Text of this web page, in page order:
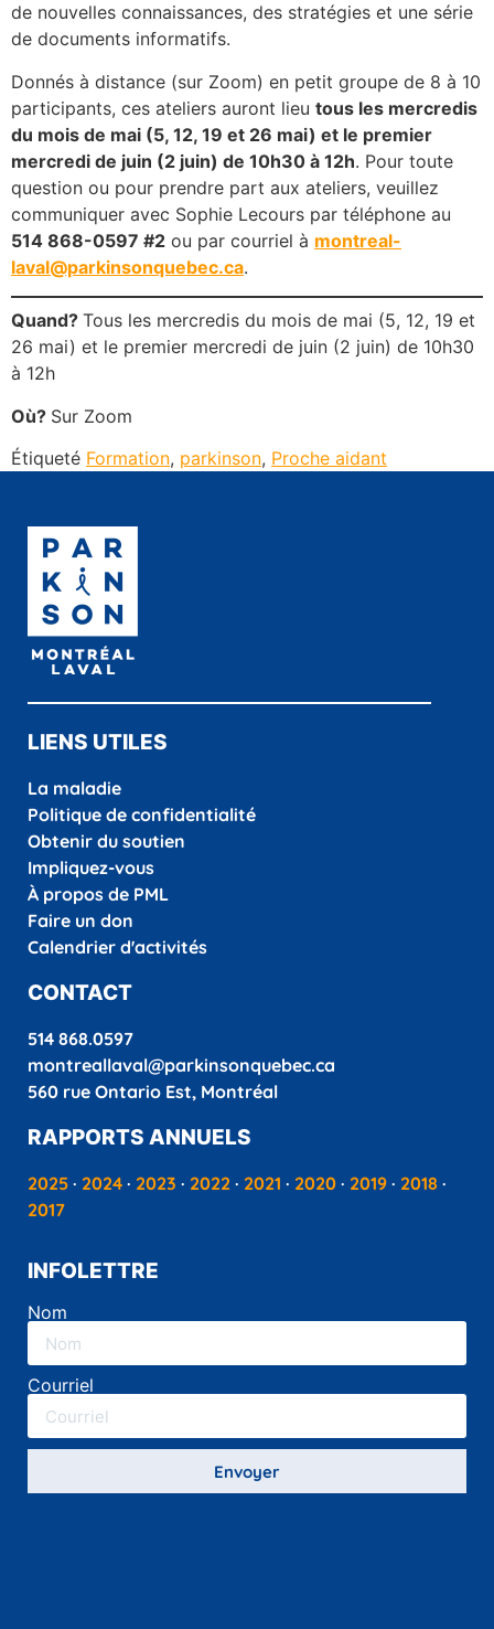
de nouvelles connaissances, des stratégies et une série
de documents informatifs.
Donnés à distance (sur Zoom) en petit groupe de 8 à 10
participants, ces ateliers auront lieu tous les mercredis
du mois de mai (5, 12, 19 et 26 mai) et le premier
mercredi de juin (2 juin) de 10h30 à 12h. Pour toute
question ou pour prendre part aux ateliers, veuillez
communiquer avec Sophie Lecours par téléphone au
514 868-0597 #2 ou par courriel à montreal-
laval@parkinsonquebec.ca.
Quand? Tous les mercredis du mois de mai (5, 12, 19 et
26 mai) et le premier mercredi de juin (2 juin) de 10h30
à 12h
Où? Sur Zoom
Étiqueté Formation, parkinson, Proche aidant
LIENS UTILES
La maladie
Politique de confidentialité
Obtenir du soutien
Impliquez-vous
À propos de PML
Faire un don
Calendrier d'activités
CONTACT
514 868.0597
montreallaval@parkinsonquebec.ca
560 rue Ontario Est, Montréal
RAPPORTS ANNUELS
2025 · 2024 · 2023 · 2022 · 2021 · 2020 · 2019 · 2018 ·
2017
INFOLETTRE
Nom
Courriel
Envoyer